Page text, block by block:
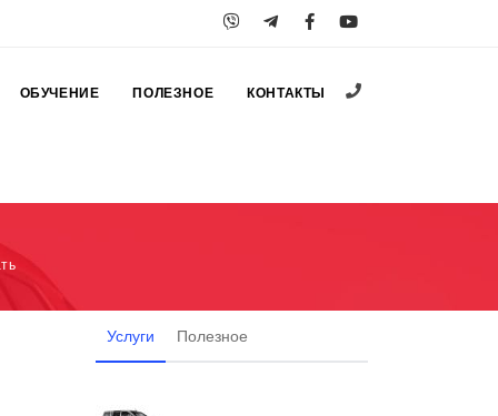
+38 (067) 547-
ОБУЧЕНИЕ ПОЛЕЗНОЕ КОНТАКТЫ
Услуги Полезное